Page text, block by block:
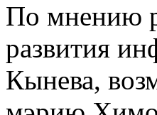
По мнению
развития
Кынева,